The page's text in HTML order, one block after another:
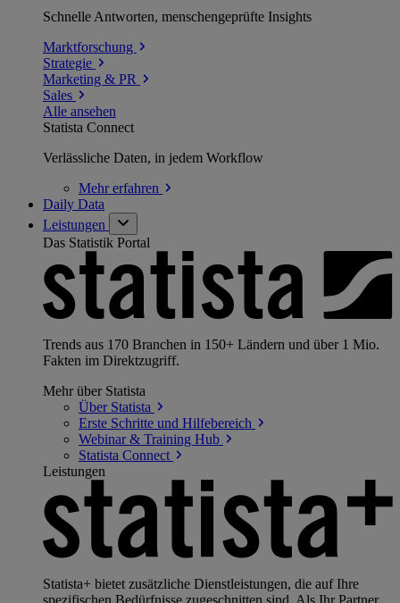
Schnelle Antworten, menschengeprüfte Insights
Marktforschung
Strategie
Marketing & PR
Sales
Alle ansehen
Statista Connect
Verlässliche Daten, in jedem Workflow
Mehrerfahren
Daily Data
Leistungen
Das Statistik Portal
Trends aus 170 Branchen in 150+ Ländern und über 1 Mio.
Fakten im Direktzugriff.
Mehr über Statista
Über Statista
Erste Schritte und Hilfebereich
Webinar & Training Hub
Statista Connect
Leistungen
Statista+ bietet zusätzliche Dienstleistungen, die auf Ihre
spezifischen Bedürfnisse zugeschnitten sind. Als Ihr Partner